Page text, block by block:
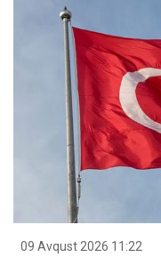
09 Avqust 2026 11:22